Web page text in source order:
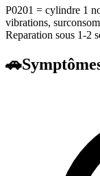
P0201 = cylindre 1
vibrations,
Reparation sous 1-2
🚗